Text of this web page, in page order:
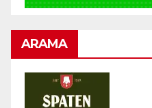
ARAMA